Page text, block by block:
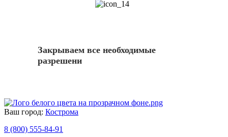
Закрываем все необходимые
разрешени
Ваш город: Кострома
8 (800) 555-84-91